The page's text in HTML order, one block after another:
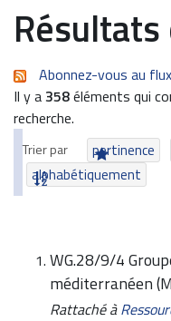
Abonnez-vous au
Il y a358éléments qui
recherche.
Trier par pertinence
alphabétiquement
WG.28/9/4
méditerranéen
Rattaché à